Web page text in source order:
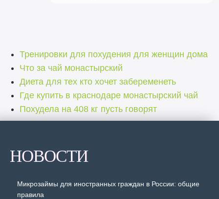
Тренировки для похудения для женщин дома
Что за чай монастырский
Диета для тех кто хочет забеременеть
Где купить в краснодаре монастырский чай
Похудела на 408 кг пусть говорят
НОВОСТИ
Микрозаймы для иностранных граждан в России: общие
правила